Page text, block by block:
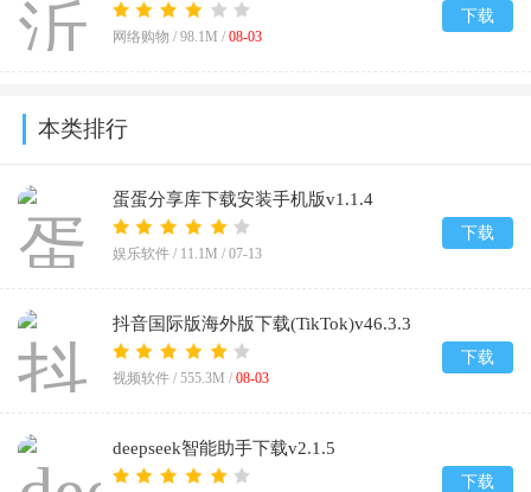
网络购物 / 98.1M / 08-03
下载
本类排行
蛋蛋分享库下载安装手机版v1.1.4
娱乐软件 / 11.1M / 07-13
下载
抖音国际版海外版下载(TikTok)v46.3.3
视频软件 / 555.3M / 08-03
下载
deepseek智能助手下载v2.1.5
下载